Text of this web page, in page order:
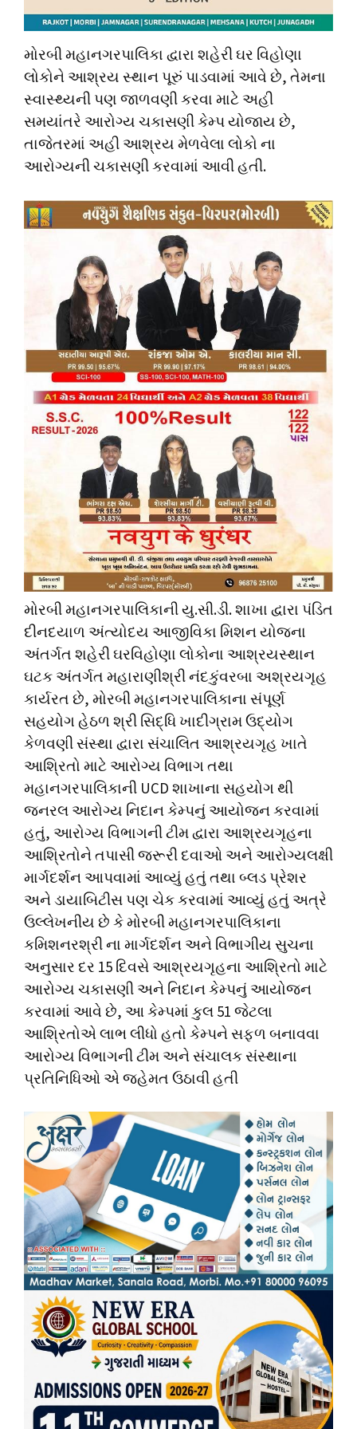
મોરબી મહાનગરપાલિકા દ્વારા શહેરી ઘર વિહોણા
લોકોને આશ્રય સ્થાન પૂરું પાડવામાં આવે છે, તેમના
સ્વાસ્થ્યની પણ જાળવણી કરવા માટે અહી
સમયાંતરે આરોગ્ય ચકાસણી કેમ્પ યોજાય છે,
તાજેતરમાં અહી આશ્રય મેળવેલા લોકો ના
આરોગ્યની ચકાસણી કરવામાં આવી હતી.
મોરબી મહાનગરપાલિકાની યુ.સી.ડી. શાખા દ્વારા પંડિત
દીનદયાળ અંત્યોદય આજીવિકા મિશન યોજના
અંતર્ગત શહેરી ઘરવિહોણા લોકોના આશ્રયસ્થાન
ઘટક અંતર્ગત મહારાણીશ્રી નંદકુંવરબા અશ્રયગૃહ
કાર્યરત છે, મોરબી મહાનગરપાલિકાના સંપૂર્ણ
સહયોગ હેઠળ શ્રી સિદ્ધિ ખાદીગ્રામ ઉદ્યોગ
કેળવણી સંસ્થા દ્વારા સંચાલિત આશ્રયગૃહ ખાતે
આશ્રિતો માટે આરોગ્ય વિભાગ તથા
મહાનગરપાલિકાની UCD શાખાના સહયોગ થી
જનરલ આરોગ્ય નિદાન કેમ્પનું આયોજન કરવામાં
હતું, આરોગ્ય વિભાગની ટીમ દ્વારા આશ્રયગૃહના
આશ્રિતોને તપાસી જરૂરી દવાઓ અને આરોગ્યલક્ષી
માર્ગદર્શન આપવામાં આવ્યું હતું તથા બ્લડ પ્રેશર
અને ડાયાબિટીસ પણ ચેક કરવામાં આવ્યું હતું અત્રે
ઉલ્લેખનીય છે કે મોરબી મહાનગરપાલિકાના
કમિશનરશ્રી ના માર્ગદર્શન અને વિભાગીય સુચના
અનુસાર દર 15 દિવસે આશ્રયગૃહના આશ્રિતો માટે
આરોગ્ય ચકાસણી અને નિદાન કેમ્પનું આયોજન
કરવામાં આવે છે, આ કેમ્પમાં કુલ 51 જેટલા
આશ્રિતોએ લાભ લીધો હતો કેમ્પને સફળ બનાવવા
આરોગ્ય વિભાગની ટીમ અને સંચાલક સંસ્થાના
પ્રતિનિધિઓ એ જહેમત ઉઠાવી હતી